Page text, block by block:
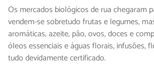
Os mercados biológicos de rua chegaram
vendem-se sobretudo frutas e legumes,
aromáticas, azeite, pão, ovos, doces e
óleos essenciais e águas florais, infusões,
tudo devidamente certificado.